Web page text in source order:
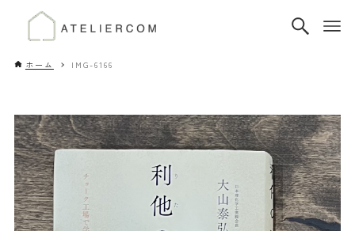
ホーム IMG-6166